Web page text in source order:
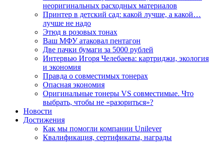
неоригинальных расходных материалов
Принтер в детский сад: какой лучше, а какой…
лучше не надо
Этюд в розовых тонах
Ваш МФУ атаковал пентагон
Две пачки бумаги за 5000 рублей
Интервью Игоря Челебаева: картриджи, экология
и экономия
Правда о совместимых тонерах
Опасная экономия
Оригинальные тонеры VS совместимые. Что
выбрать, чтобы не «разориться»?
Новости
Достижения
Как мы помогли компании Unilever
Квалификация, сертификаты, награды